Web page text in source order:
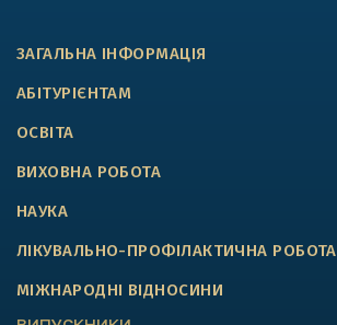
ЗАГАЛЬНА ІНФОРМАЦІЯ
АБІТУРІЄНТАМ
ОСВІТА
ВИХОВНА РОБОТА
НАУКА
ЛІКУВАЛЬНО-ПРОФІЛАКТИЧНА РОБОТА
МІЖНАРОДНІ ВІДНОСИНИ